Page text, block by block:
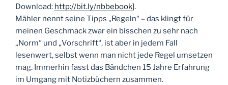
Download: http://bit.ly/nbbebook].
Mähler nennt seine Tipps „Regeln“ – das klingt für
meinen Geschmack zwar ein bisschen zu sehr nach
„Norm“ und „Vorschrift“, ist aber in jedem Fall
lesenwert, selbst wenn man nicht jede Regel umsetzen
mag. Immerhin fasst das Bändchen 15 Jahre Erfahrung
im Umgang mit Notizbüchern zusammen.